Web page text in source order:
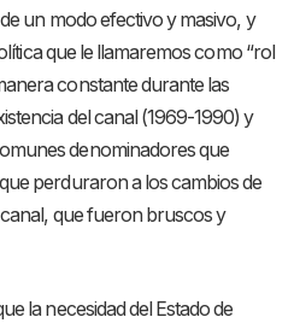
un modo efectivo y masivo, y
que le llamaremos como “rol
constante durante las
del canal (1969-1990) y
denominadores que
perduraron a los cambios de
que fueron bruscos y
la necesidad del Estado de